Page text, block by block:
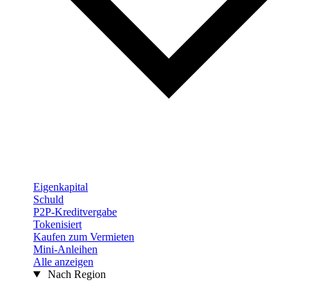
Eigenkapital
Schuld
P2P-Kreditvergabe
Tokenisiert
Kaufen zum Vermieten
Mini-Anleihen
Alle anzeigen
Nach Region